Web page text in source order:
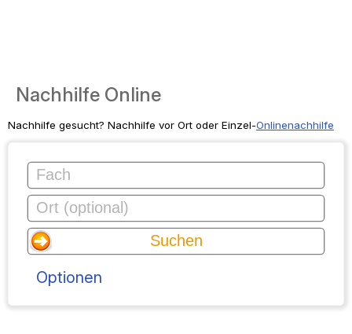
Nachhilfe Online
Nachhilfe gesucht? Nachhilfe vor Ort oder Einzel-Onlinenachhilfe
Optionen